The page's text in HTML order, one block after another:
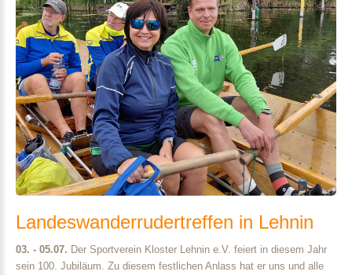
Landeswanderrudertreffen in Lehnin
03. - 05.07. Der Sportverein Kloster Lehnin e.V. feiert in diesem Jahr
sein 100. Jubiläum. Zu diesem festlichen Anlass hat er uns und alle